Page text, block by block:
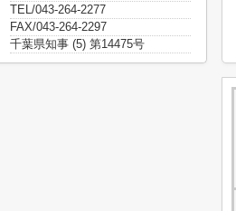
TEL/043-264-2277
FAX/043-264-2297
千葉県知事 (5) 第14475号